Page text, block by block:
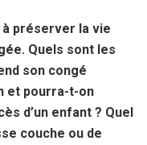
préserver la vie
Quels sont les
son congé
et pourra-t-on
d’un enfant ? Quel
couche ou de